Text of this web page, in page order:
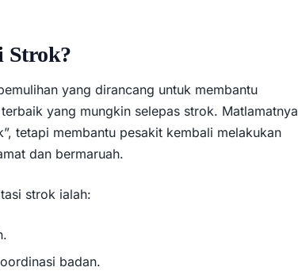
Strok?
yang dirancang untuk membantu
yang mungkin selepas strok. Matlamatnya
tetapi membantu pesakit kembali melakukan
dan bermaruah.
strok ialah:
badan.